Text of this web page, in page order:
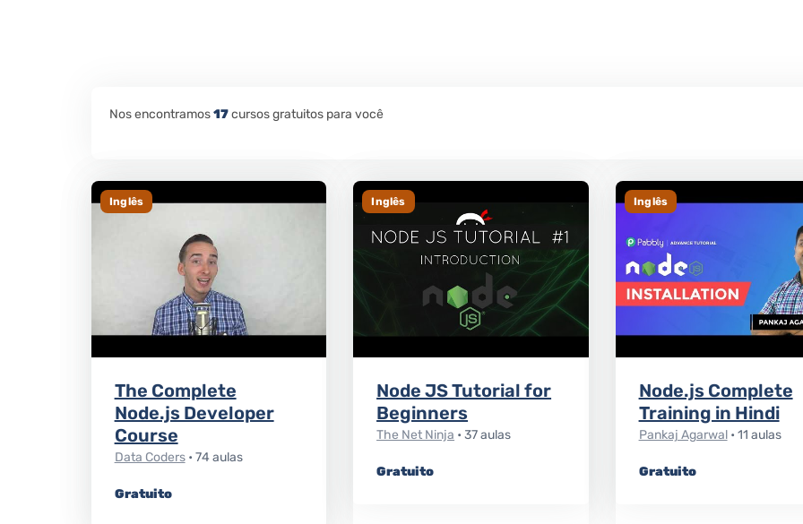
Nos encontramos17cursos gratuitos para você
Inglês
The Complete
Node.js Developer
Course
Data Coders • 74 aulas
Gratuito
Inglês
Node JS Tutorial for
Beginners
The Net Ninja • 37 aulas
Gratuito
Inglês
Node.js Complete
Training in Hindi
Pankaj Agarwal • 11 aulas
Gratuito